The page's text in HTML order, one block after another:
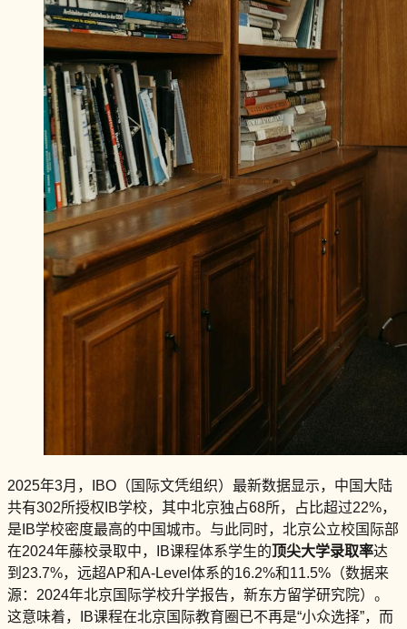
2025年3月，IBO（国际文凭组织）最新数据显示，中国大陆
共有302所授权IB学校，其中北京独占68所，占比超过22%，
是IB学校密度最高的中国城市。与此同时，北京公立校国际部
在2024年藤校录取中，IB课程体系学生的顶尖大学录取率达
到23.7%，远超AP和A-Level体系的16.2%和11.5%（数据来
源：2024年北京国际学校升学报告，新东方留学研究院）。
这意味着，IB课程在北京国际教育圈已不再是“小众选择”，而